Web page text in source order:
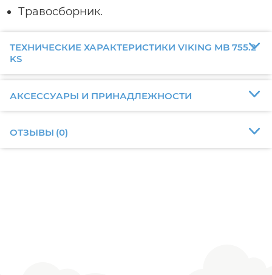
Травосборник.
ТЕХНИЧЕСКИЕ ХАРАКТЕРИСТИКИ VIKING MB 755.2
KS
АКСЕССУАРЫ И ПРИНАДЛЕЖНОСТИ
ОТЗЫВЫ (0)